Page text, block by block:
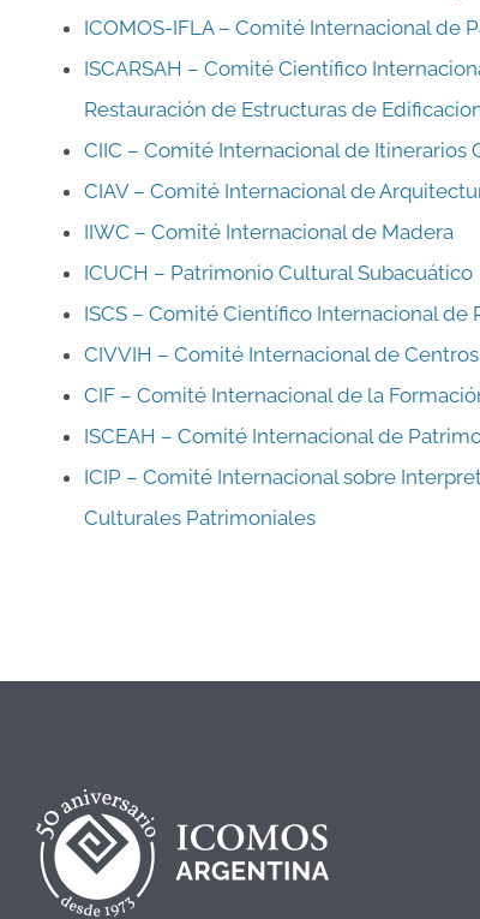
ICOMOS-IFLA – Comité Internacional de
ISCARSAH – Comité Científico
Restauración de Estructuras de
CIIC – Comité Internacional de Itinerarios
CIAV – Comité Internacional de
IIWC – Comité Internacional de Madera
ICUCH – Patrimonio Cultural Subacuático
ISCS – Comité Científico Internacional de
CIVVIH – Comité Internacional de
CIF – Comité Internacional de la
ISCEAH – Comité Internacional de
ICIP – Comité Internacional sobre
Culturales Patrimoniales